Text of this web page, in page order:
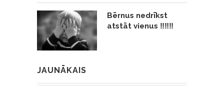
Bērnus nedrīkst
atstāt vienus ‼️‼️‼️
JAUNĀKAIS